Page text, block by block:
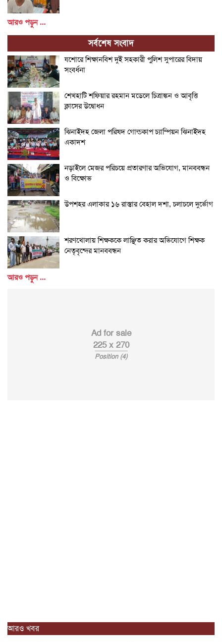
আরও পড়ুন ...
সর্বশেষ সংবাদ
যশোরে শিক্ষানবিশ দুই সহকারী পুলিশ সুপারের বিদায়
সংবর্ধনা
শেখহাটি শফিয়ার রহমান মডেলে চিত্রাঙ্কন ও আবৃত্তি
ক্লাসের উদ্বোধন
ঝিনাইদহ জেলা পরিষদ গোল্ডকাপ চ্যাম্পিয়ন ঝিনাইদহ
একাদশ
নড়াইলে মেজর পরিচয়ে প্রতারণার অভিযোগ, মানববন্ধন
ও বিক্ষোভ
উপশহর এলাকার ১৬ রাস্তার বেহাল দশা, চলাচলে দুর্ভোগ
শরণখোলায় শিক্ষককে লাঞ্ছিত করার অভিযোগে শিক্ষক
নেতৃবৃন্দের মানববন্ধন
আরও পড়ুন ...
Ad for sale
225 x 270
Position (4)
আরও খবর